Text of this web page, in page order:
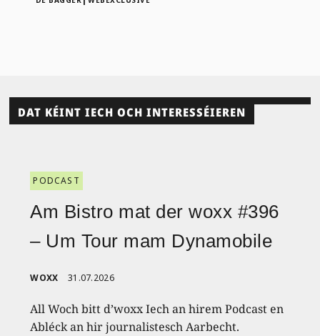
DAT KÉINT IECH OCH INTERESSÉIEREN
PODCAST
Am Bistro mat der woxx #396
– Um Tour mam Dynamobile
WOXX 31.07.2026
All Woch bitt d’woxx Iech an hirem Podcast en
Abléck an hir journalistesch Aarbecht.